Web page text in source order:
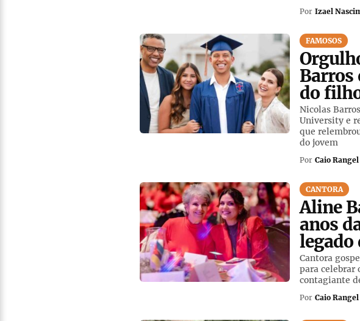
PorIzael
FAMOSOS
Barros
do
Nicolas
University e
que
do jovem
PorCaio Rangel
CANTORA
Aline
anos
legado
Cantora
para celebrar
contagiante
PorCaio Rangel